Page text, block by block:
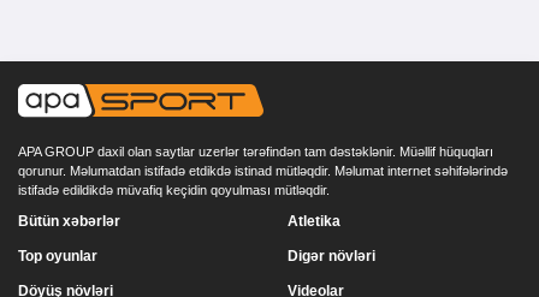
APA GROUP daxil olan saytlar uzerlər tərəfindən tam dəstəklənir. Müəllif hüquqları
qorunur. Məlumatdan istifadə etdikdə istinad mütləqdir. Məlumat internet səhifələrində
istifadə edildikdə müvafiq keçidin qoyulması mütləqdir.
Bütün xəbərlər
Top oyunlar
Döyüş növləri
Atletika
Digər növləri
Videolar